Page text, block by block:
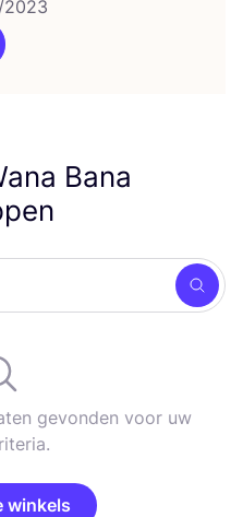
Bana
Zoek
gevonden voor uw
winkels